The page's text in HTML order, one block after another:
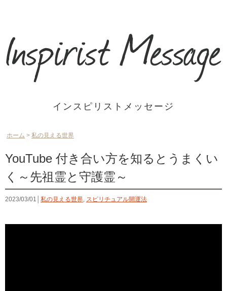
インスピリストメッセージ
ホーム > 私の見える世界
YouTube 付き合い方を知るとうまくい
く～先祖霊と守護霊～
2023/03/01│ 私の見える世界, スピリチュアル開運法